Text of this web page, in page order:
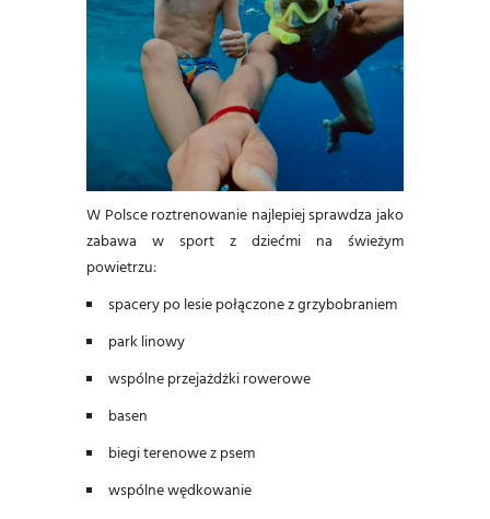
W Polsce roztrenowanie najlepiej sprawdza jako
zabawa w sport z dziećmi na świeżym
powietrzu:
spacery po lesie połączone z grzybobraniem
park linowy
wspólne przejażdżki rowerowe
basen
biegi terenowe z psem
wspólne wędkowanie